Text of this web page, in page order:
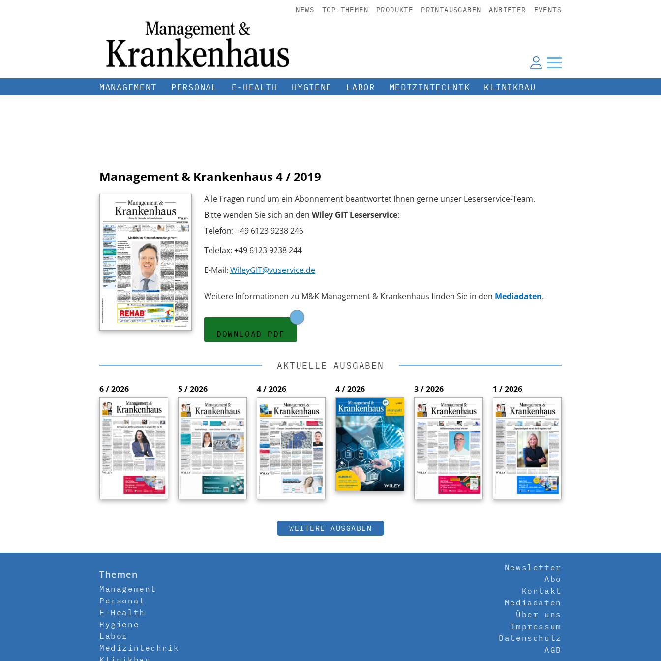
NEWS TOP-THEMEN PRODUKTE PRINTAUSGABEN ANBIETER EVENTS
MANAGEMENT PERSONAL E-HEALTH HYGIENE LABOR MEDIZINTECHNIK KLINIKBAU
Management & Krankenhaus 4 / 2019
Alle Fragen rund um ein Abonnement beantwortet Ihnen gerne unser Leserservice-Team.
Bitte wenden Sie sich an den Wiley GIT Leserservice:
Telefon: +49 6123 9238 246
Telefax: +49 6123 9238 244
E-Mail: WileyGIT@vuservice.de
Weitere Informationen zu M&K Management & Krankenhaus finden Sie in den Mediadaten.
DOWNLOAD PDF
AKTUELLE AUSGABEN
6 / 2026 5 / 2026 4 / 2026 4 / 2026 3 / 2026 1 / 2026
WEITERE AUSGABEN
Themen
Management
Personal
E-Health
Hygiene
Labor
Medizintechnik
Newsletter
Abo
Kontakt
Mediadaten
Über uns
Impressum
Datenschutz
AGB